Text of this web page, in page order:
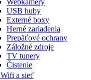
Webkamery
USB huby
Externé boxy
Herné zariadenia
Prepäťové ochrany
Záložné zdroje
TV tunery
Čistenie
Wifi a sieť